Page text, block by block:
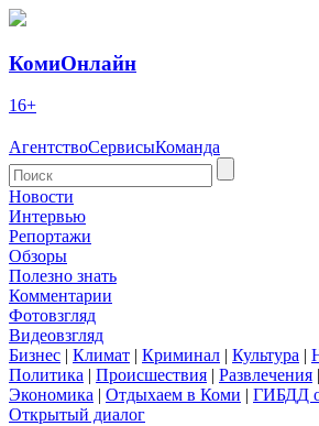
КомиОнлайн
16+
АгентствоСервисыКоманда
Новости
Интервью
Репортажи
Обзоры
Полезно знать
Комментарии
Фотовзгляд
Видеовзгляд
Бизнес | Климат | Криминал | Культура |
Политика | Происшествия | Развлечения |
Экономика | Отдыхаем в Коми | ГИБДД
Открытый диалог